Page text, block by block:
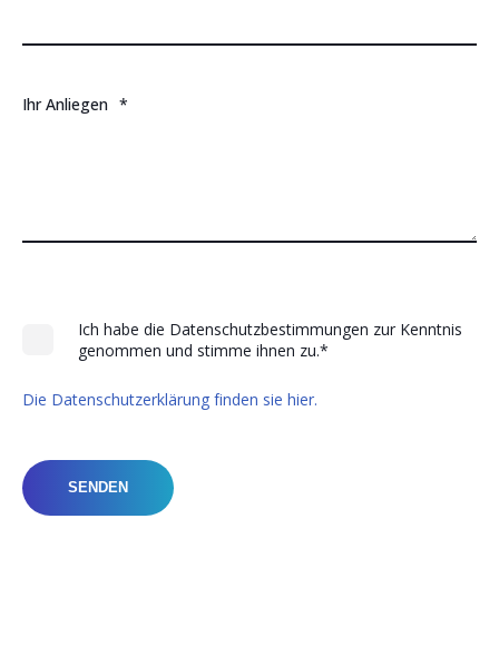
Ihr Anliegen *
Ich habe die Datenschutzbestimmungen zur Kenntnis
genommen und stimme ihnen zu.*
Die Datenschutzerklärung finden sie hier.